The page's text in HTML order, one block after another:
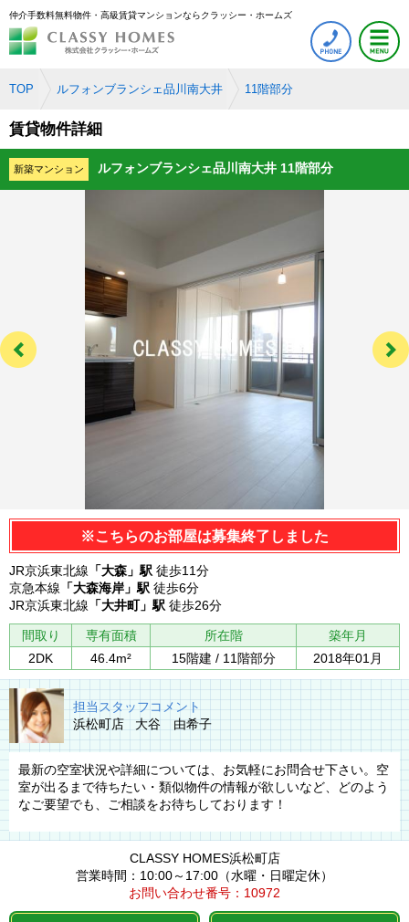
仲介手数料無料物件・高級賃貸マンションならクラッシー・ホームズ
TOP ルフォンブランシェ品川南大井 11階部分
賃貸物件詳細
新築マンション ルフォンブランシェ品川南大井 11階部分
※こちらのお部屋は募集終了しました
JR京浜東北線 「大森」駅 徒歩11分
京急本線 「大森海岸」駅 徒歩6分
JR京浜東北線 「大井町」駅 徒歩26分
間取り 専有面積 所在階
築年月
2DK
46.4m² 15階建 / 11階部分 2018年01月
担当スタッフコメント
浜松町店 大谷 由希子
最新の空室状況や詳細については、お気軽にお問合せ下さい。空
室が出るまで待ちたい・類似物件の情報が欲しいなど、どのよう
なご要望でも、ご相談をお待ちしております！
CLASSY HOMES浜松町店
営業時間：10:00～17:00（水曜・日曜定休）
お問い合わせ番号：10972